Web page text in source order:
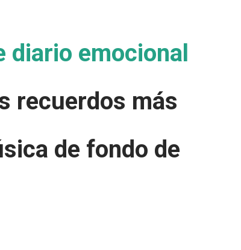
diario emocional
recuerdos más
de fondo de